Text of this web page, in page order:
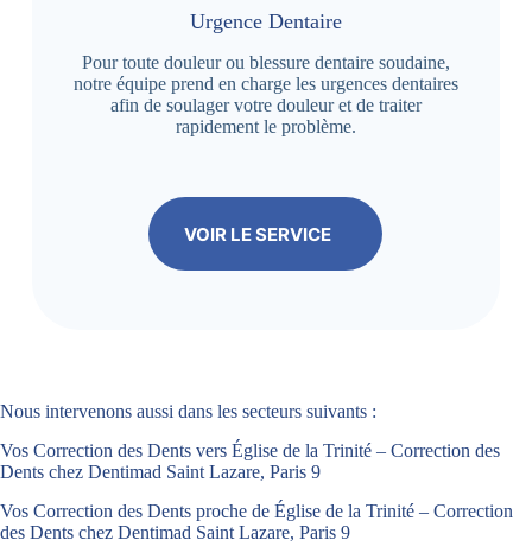
Urgence Dentaire
Pour toute douleur ou blessure dentaire soudaine,
notre équipe prend en charge les urgences dentaires
afin de soulager votre douleur et de traiter
rapidement le problème.
VOIR LE SERVICE
Nous intervenons aussi dans les secteurs suivants :
Vos Correction des Dents vers Église de la Trinité – Correction des
Dents chez Dentimad Saint Lazare, Paris 9
Vos Correction des Dents proche de Église de la Trinité – Correction
des Dents chez Dentimad Saint Lazare, Paris 9